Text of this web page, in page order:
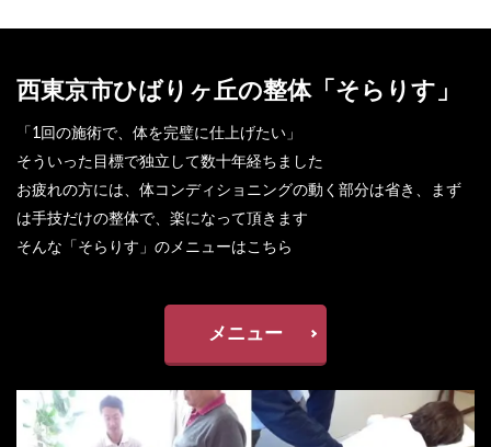
西東京市ひばりヶ丘の整体「そらりす」
「1回の施術で、体を完璧に仕上げたい」
そういった目標で独立して数十年経ちました
お疲れの方には、体コンディショニングの動く部分は省き、まず
は手技だけの整体で、楽になって頂きます
そんな「そらりす」のメニューはこちら
メニュー